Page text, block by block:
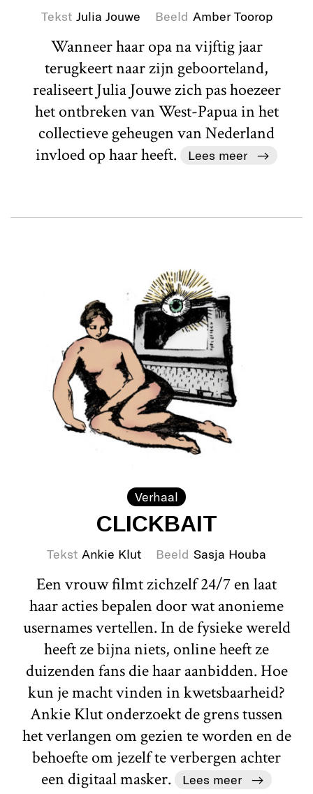
Tekst Julia Jouwe Beeld Amber Toorop
Wanneer haar opa na vijftig jaar
terugkeert naar zijn geboorteland,
realiseert Julia Jouwe zich pas hoezeer
het ontbreken van West-Papua in het
collectieve geheugen van Nederland
invloed op haar heeft.
Lees meer
Verhaal
CLICKBAIT
Tekst Ankie Klut Beeld Sasja Houba
Een vrouw filmt zichzelf 24/7 en laat
haar acties bepalen door wat anonieme
usernames vertellen. In de fysieke wereld
heeft ze bijna niets, online heeft ze
duizenden fans die haar aanbidden. Hoe
kun je macht vinden in kwetsbaarheid?
Ankie Klut onderzoekt de grens tussen
het verlangen om gezien te worden en de
behoefte om jezelf te verbergen achter
een digitaal masker.
Lees meer